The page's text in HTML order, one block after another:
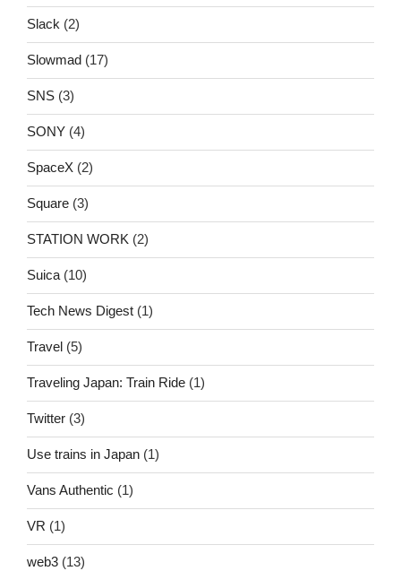
Slack (2)
Slowmad (17)
SNS (3)
SONY (4)
SpaceX (2)
Square (3)
STATION WORK (2)
Suica (10)
Tech News Digest (1)
Travel (5)
Traveling Japan: Train Ride (1)
Twitter (3)
Use trains in Japan (1)
Vans Authentic (1)
VR (1)
web3 (13)